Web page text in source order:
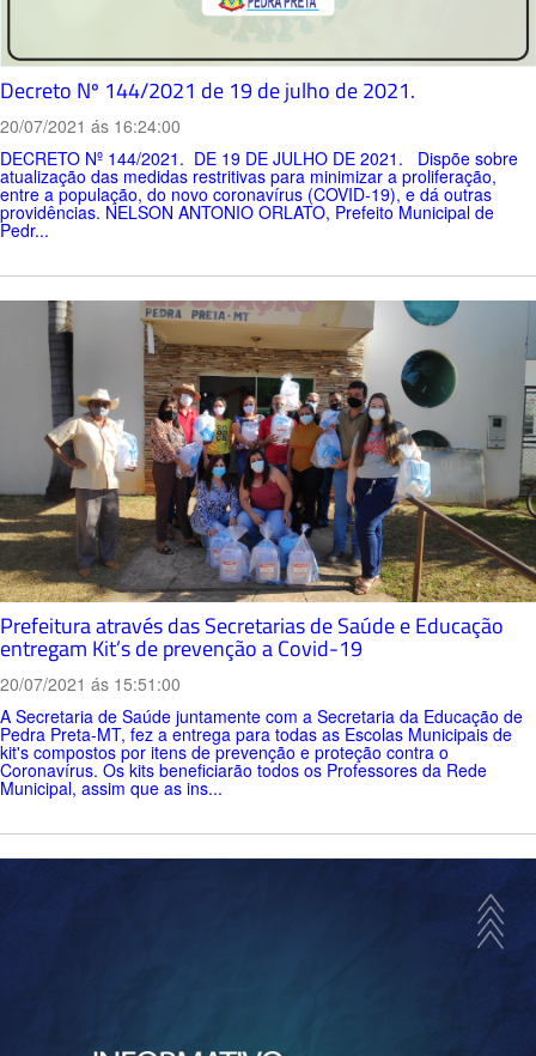
Decreto Nº 144/2021 de 19 de julho de 2021.
20/07/2021 ás 16:24:00
DECRETO Nº 144/2021. DE 19 DE JULHO DE 2021. Dispõe sobre
atualização das medidas restritivas para minimizar a proliferação,
entre a população, do novo coronavírus (COVID-19), e dá outras
providências. NELSON ANTONIO ORLATO, Prefeito Municipal de
Pedr...
Prefeitura através das Secretarias de Saúde e Educação
entregam Kit’s de prevenção a Covid-19
20/07/2021 ás 15:51:00
A Secretaria de Saúde juntamente com a Secretaria da Educação de
Pedra Preta-MT, fez a entrega para todas as Escolas Municipais de
kit's compostos por itens de prevenção e proteção contra o
Coronavírus. Os kits beneficiarão todos os Professores da Rede
Municipal, assim que as ins...